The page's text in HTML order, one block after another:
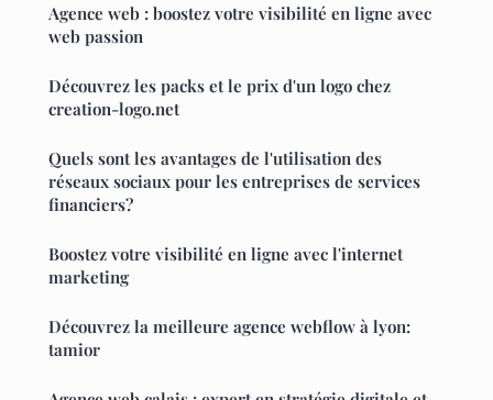
Agence web : boostez votre visibilité en ligne avec
web passion
Découvrez les packs et le prix d'un logo chez
creation-logo.net
Quels sont les avantages de l'utilisation des
réseaux sociaux pour les entreprises de services
financiers?
Boostez votre visibilité en ligne avec l'internet
marketing
Découvrez la meilleure agence webflow à lyon:
tamior